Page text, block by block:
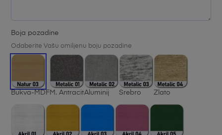
Boja pozadine
Odaberite Vašu omiljenu boju pozadine
Bukva-MDFM. AntracitAluminij Srebro Zlato